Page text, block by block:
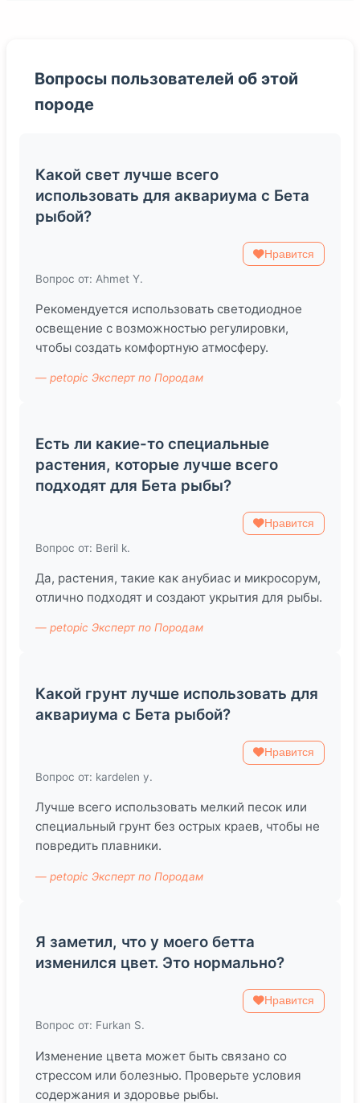
Вопросы пользователей об этой
породе
Какой свет лучше всего
использовать для аквариума с Бета
рыбой?
Нравится
Вопрос от: Ahmet Y.
Рекомендуется использовать светодиодное
освещение с возможностью регулировки,
чтобы создать комфортную атмосферу.
— petopic Эксперт по Породам
Есть ли какие-то специальные
растения, которые лучше всего
подходят для Бета рыбы?
Нравится
Вопрос от: Beril k.
Да, растения, такие как анубиас и микросорум,
отлично подходят и создают укрытия для рыбы.
— petopic Эксперт по Породам
Какой грунт лучше использовать для
аквариума с Бета рыбой?
Нравится
Вопрос от: kardelen y.
Лучше всего использовать мелкий песок или
специальный грунт без острых краев, чтобы не
повредить плавники.
— petopic Эксперт по Породам
Я заметил, что у моего бетта
изменился цвет. Это нормально?
Нравится
Вопрос от: Furkan S.
Изменение цвета может быть связано со
стрессом или болезнью. Проверьте условия
содержания и здоровье рыбы.